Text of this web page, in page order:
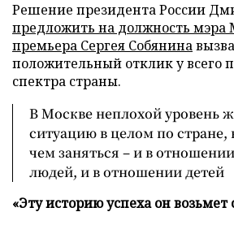
Решение президента России
предложить на должность мэра
премьера Сергея Собянина
положительный отклик у всего
спектра страны.
В Москве неплохой уровень
ситуацию в целом по стране,
чем заняться – и в
людей, и в отношении детей
«Эту историю успеха он возьмет